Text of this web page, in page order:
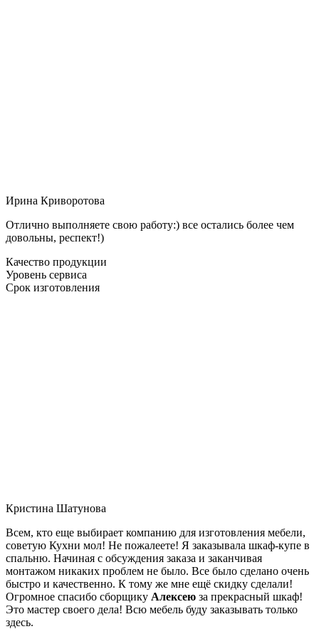
Ирина Криворотова
Отлично выполняете свою работу:) все остались более чем
довольны, респект!)
Качество продукции
Уровень сервиса
Срок изготовления
Кристина Шатунова
Всем, кто еще выбирает компанию для изготовления мебели,
советую Кухни мол! Не пожалеете! Я заказывала шкаф-купе в
спальню. Начиная с обсуждения заказа и заканчивая
монтажом никаких проблем не было. Все было сделано очень
быстро и качественно. К тому же мне ещё скидку сделали!
Огромное спасибо сборщику Алексею за прекрасный шкаф!
Это мастер своего дела! Всю мебель буду заказывать только
здесь.